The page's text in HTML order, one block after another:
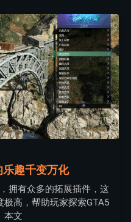
趣千变万化
拥有众多的拓展插件，这
高，帮助玩家探索GTA5
本文